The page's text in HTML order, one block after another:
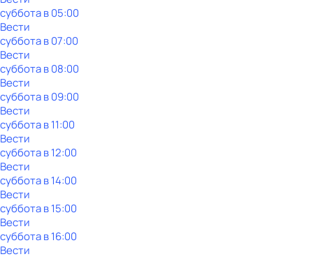
субботав05:00
Вести
субботав07:00
Вести
субботав08:00
Вести
субботав09:00
Вести
субботав11:00
Вести
субботав12:00
Вести
субботав14:00
Вести
субботав15:00
Вести
субботав16:00
Вести